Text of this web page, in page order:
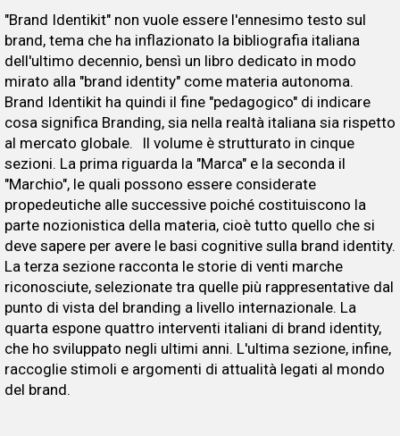
"Brand Identikit" non vuole essere l'ennesimo testo sul
brand, tema che ha inflazionato la bibliografia italiana
dell'ultimo decennio, bensì un libro dedicato in modo
mirato alla "brand identity" come materia autonoma.
Brand Identikit ha quindi il fine "pedagogico" di indicare
cosa significa Branding, sia nella realtà italiana sia rispetto
al mercato globale. Il volume è strutturato in cinque
sezioni. La prima riguarda la "Marca" e la seconda il
"Marchio", le quali possono essere considerate
propedeutiche alle successive poiché costituiscono la
parte nozionistica della materia, cioè tutto quello che si
deve sapere per avere le basi cognitive sulla brand identity.
La terza sezione racconta le storie di venti marche
riconosciute, selezionate tra quelle più rappresentative dal
punto di vista del branding a livello internazionale. La
quarta espone quattro interventi italiani di brand identity,
che ho sviluppato negli ultimi anni. L'ultima sezione, infine,
raccoglie stimoli e argomenti di attualità legati al mondo
del brand.